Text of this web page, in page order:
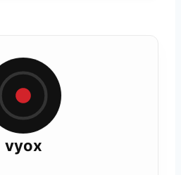
vyox